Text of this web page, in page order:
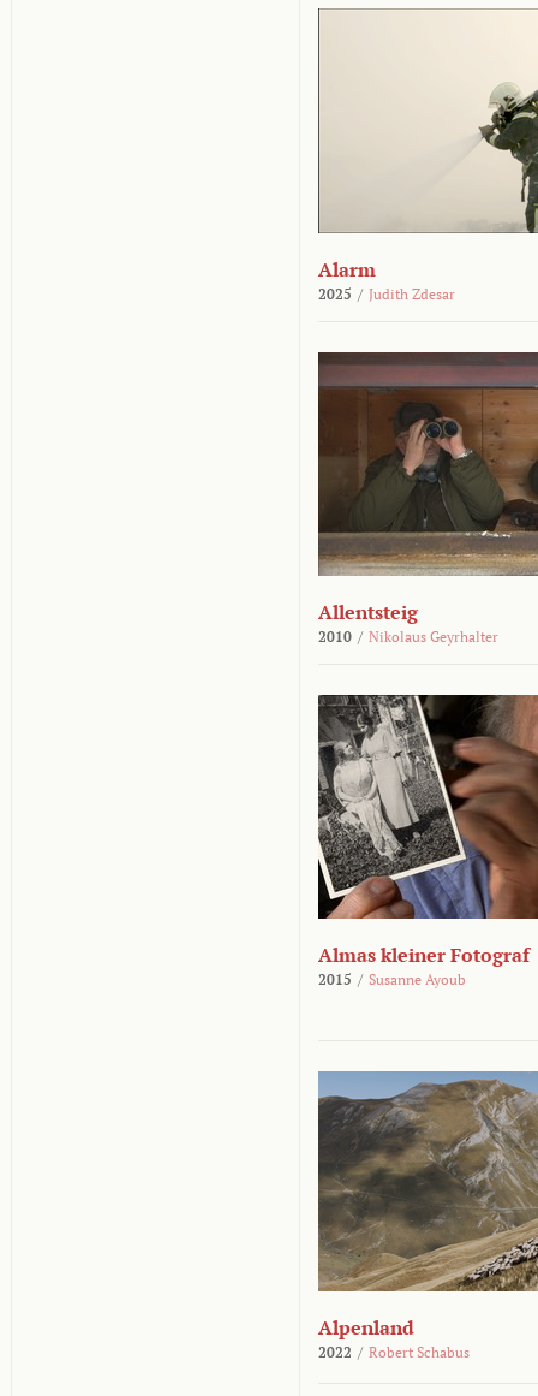
Alarm
2025 / Judith Zdesar
Allentsteig
2010 / Nikolaus Geyrhalter
Almas kleiner Fotograf
2015 / Susanne Ayoub
Alpenland
2022 / Robert Schabus